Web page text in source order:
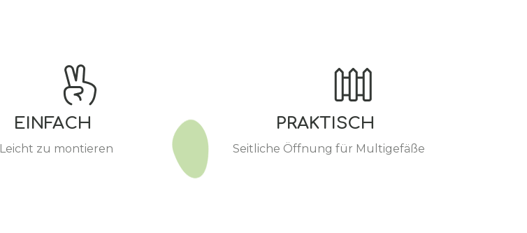
EINFACH
Leicht zu montieren
PRAKTISCH
Seitliche Öffnung für Multigefäße